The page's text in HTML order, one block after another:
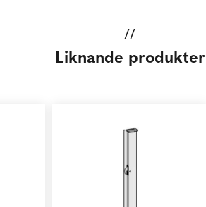
//
Liknande produkter